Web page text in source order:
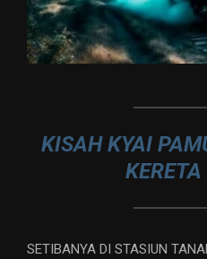
KISAH KYAI
SETIBANYA DI STASIUN